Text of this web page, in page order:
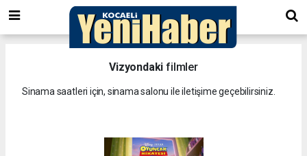
Vizyondaki filmler
Sinama saatleri için, sinama salonu ile iletişime geçebilirsiniz.